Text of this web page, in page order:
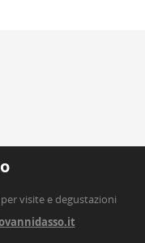
visite e degustazioni